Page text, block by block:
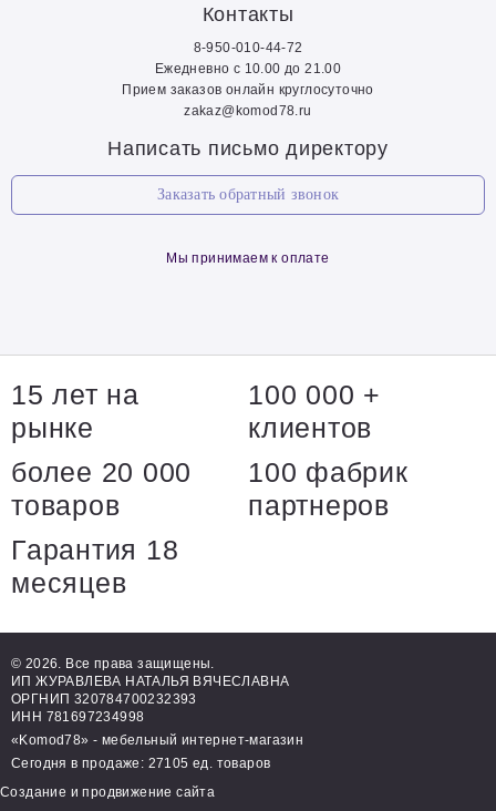
Контакты
8-950-010-44-72
Ежедневно с 10.00 до 21.00
Прием заказов онлайн круглосуточно
zakaz@komod78.ru
Написать письмо директору
Заказать обратный звонок
Мы принимаем к оплате
15 лет на
рынке
100 000 +
клиентов
более 20 000
товаров
100 фабрик
партнеров
Гарантия 18
месяцев
© 2026. Все права защищены.
ИП ЖУРАВЛЕВА НАТАЛЬЯ ВЯЧЕСЛАВНА
ОРГНИП 320784700232393
ИНН 781697234998
«Komod78» - мебельный интернет-магазин
Сегодня в продаже: 27105 ед. товаров
Создание и продвижение сайта